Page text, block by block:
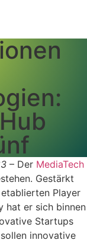
– Der MediaTech
Gestärkt
Player
hat er sich binnen
Startups
innovative